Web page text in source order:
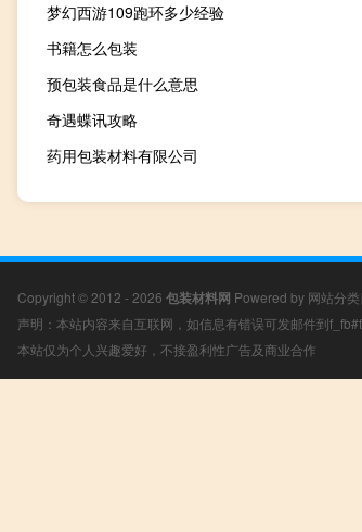
梦幻西游109跑环多少经验
书籍怎么包装
预包装食品是什么意思
奇遇蝶讯攻略
药用包装材料有限公司
Copyright © 2012 - 2026 包装材料网 Powered by 网站分
声明：本站内容来自互联网，如信息有错误可发邮件到
本站仅为个人兴趣爱好，不接盈利性广告及商业合作